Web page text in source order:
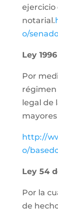
ejercicio
notarial.
o/
Ley
Por
régimen
legal de
http://
o/
Ley 54
Por la
de